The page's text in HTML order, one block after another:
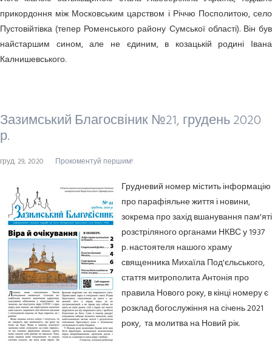
прикордоння між Московським царством і Річчю Посполитою, село
Пустовійтівка (тепер Роменського району Сумської області). Він був
найстаршим сином, але не єдиним, в козацькій родині Івана
Калнишевського.
Зазимський Благосвіник №21, грудень 2020
р.
груд. 29, 2020 Прокоментуй першим!
Грудневий номер містить інформацію
про парафіяльне життя і новини,
зокрема про захід вшанування пам'яті
розстріляного органами НКВС у 1937
р. настоятеля нашого храму
священника Михаїла Под'єльського,
стаття митрополита Антонія про
правила Нового року, в кінці номеру є
розклад богослужіння на січень 2021
року, та молитва на Новий рік.